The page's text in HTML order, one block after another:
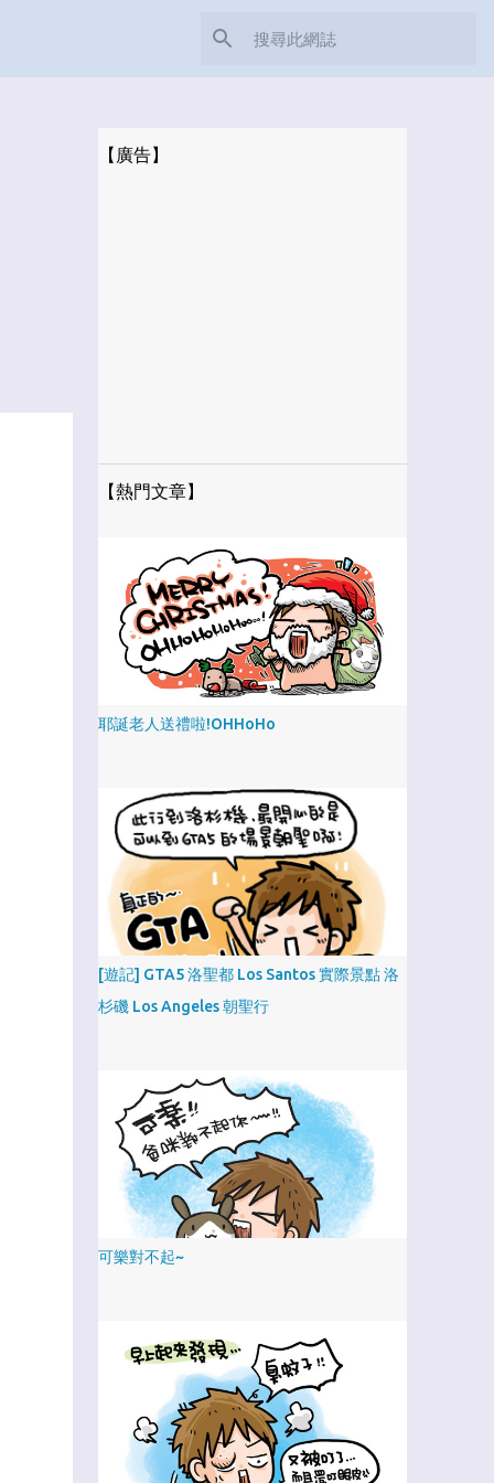
【廣告】
【熱門文章】
耶誕老人送禮啦!OHHoHo
[遊記] GTA5 洛聖都 Los Santos 實際景點 洛
杉磯 Los Angeles 朝聖行
可樂對不起~